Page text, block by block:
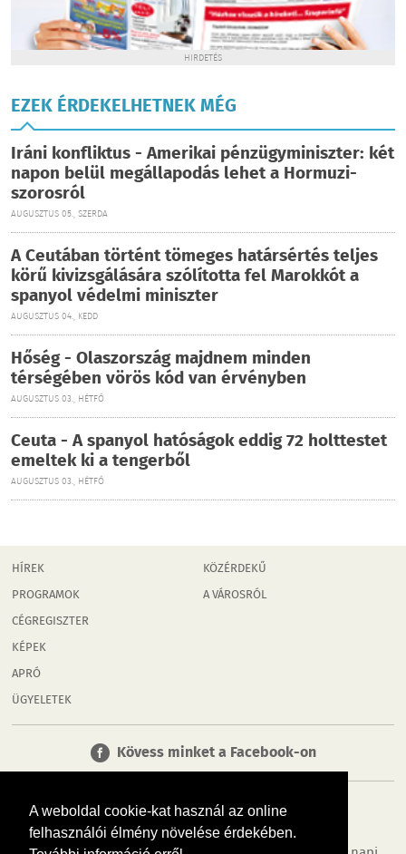
A weboldal cookie-kat használ az online
felhasználói élmény növelése érdekében.
HIRDETÉS
EZEK ÉRDEKELHETNEK MÉG
Iráni konfliktus - Amerikai pénzügyminiszter: két
napon belül megállapodás lehet a Hormuzi-
szorosról
AUGUSZTUS 05., SZERDA
A Ceutában történt tömeges határsértés teljes
körű kivizsgálására szólította fel Marokkót a
spanyol védelmi miniszter
AUGUSZTUS 04., KEDD
Hőség - Olaszország majdnem minden
térségében vörös kód van érvényben
AUGUSZTUS 03., HÉTFŐ
Ceuta - A spanyol hatóságok eddig 72 holttestet
emeltek ki a tengerből
AUGUSZTUS 03., HÉTFŐ
HÍREK
PROGRAMOK
CÉGREGISZTER
KÉPEK
APRÓ
ÜGYELETEK
KÖZÉRDEKŰ
A VÁROSRÓL
Kövess minket a Facebook-on